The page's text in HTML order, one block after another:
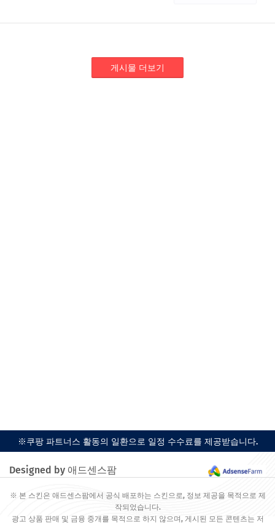
게시물 더보기
※쿠팡 파트너스 활동의 일환으로 일정 수수료를 제공받습니다.
Designed by 애드센스팜
※ 본 스킨은 애드센스팜에서 공식 배포하는 스킨으로, 정보 제공을 목적으로 제
작되었습니다.
광고 상품 판매 및 금융 중개를 목적으로 하지 않으며, 게시된 모든 콘텐츠는 저